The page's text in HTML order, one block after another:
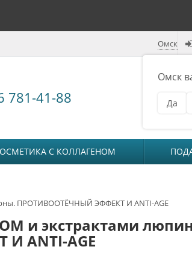
Омск
Омск
Да
781-41-88
С КОЛЛАГЕНОМ
ПРОТИВООТЁЧНЫЙ ЭФФЕКТ И ANTI-AGE
и экстрактами
ANTI-AGE